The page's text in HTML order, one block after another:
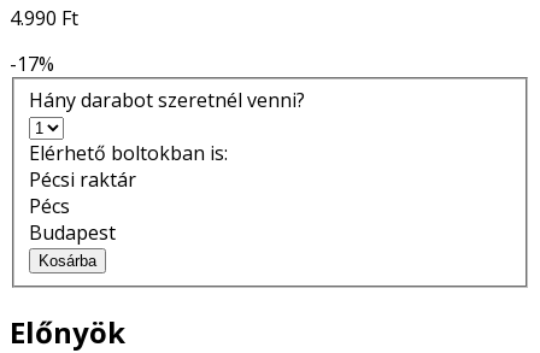
4.990 Ft
-17%
Hány darabot szeretnél venni?
Elérhető boltokban is:
Pécsi raktár
Pécs
Budapest
Kosárba
Előnyök